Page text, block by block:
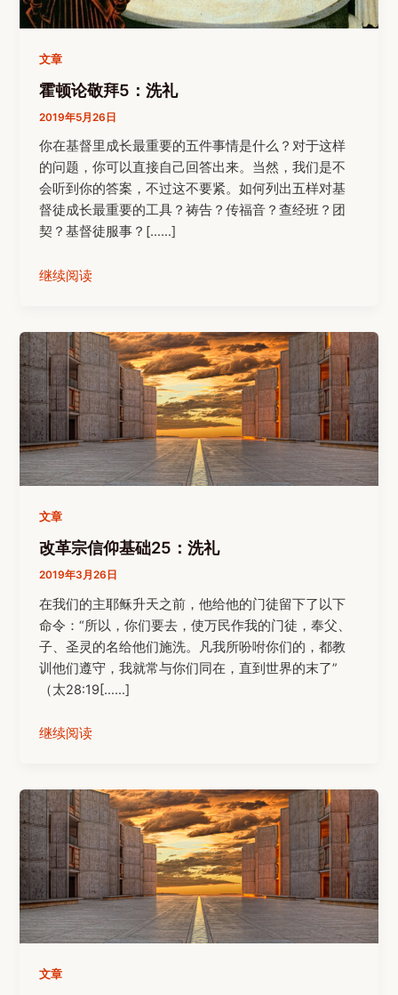
文章
霍顿论敬拜5：洗礼
2019年5月26日
你在基督里成长最重要的五件事情是什么？对于这样
的问题，你可以直接自己回答出来。当然，我们是不
会听到你的答案，不过这不要紧。如何列出五样对基
督徒成长最重要的工具？祷告？传福音？查经班？团
契？基督徒服事？[……]
继续阅读
文章
改革宗信仰基础25：洗礼
2019年3月26日
在我们的主耶稣升天之前，他给他的门徒留下了以下
命令：“所以，你们要去，使万民作我的门徒，奉父、
子、圣灵的名给他们施洗。凡我所吩咐你们的，都教
训他们遵守，我就常与你们同在，直到世界的末了”
（太28:19[……]
继续阅读
文章